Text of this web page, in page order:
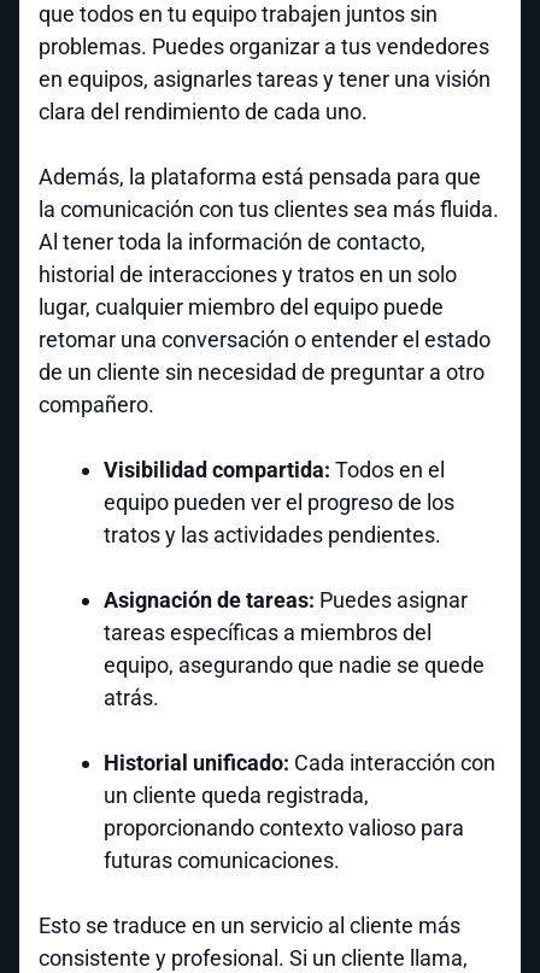
que todos en tu equipo trabajen juntos sin
problemas. Puedes organizar a tus vendedores
en equipos, asignarles tareas y tener una visión
clara del rendimiento de cada uno.
Además, la plataforma está pensada para que
la comunicación con tus clientes sea más fluida.
Al tener toda la información de contacto,
historial de interacciones y tratos en un solo
lugar, cualquier miembro del equipo puede
retomar una conversación o entender el estado
de un cliente sin necesidad de preguntar a otro
compañero.
Visibilidad compartida: Todos en el
equipo pueden ver el progreso de los
tratos y las actividades pendientes.
Asignación de tareas: Puedes asignar
tareas específicas a miembros del
equipo, asegurando que nadie se quede
atrás.
Historial unificado: Cada interacción con
un cliente queda registrada,
proporcionando contexto valioso para
futuras comunicaciones.
Esto se traduce en un servicio al cliente más
consistente y profesional. Si un cliente llama,